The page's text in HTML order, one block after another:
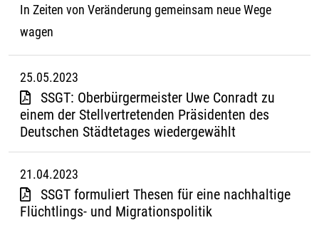
In Zeiten von Veränderung gemeinsam neue Wege
wagen
25.05.2023
SSGT: Oberbürgermeister Uwe Conradt zu
einem der Stellvertretenden Präsidenten des
Deutschen Städtetages wiedergewählt
21.04.2023
SSGT formuliert Thesen für eine nachhaltige
Flüchtlings- und Migrationspolitik